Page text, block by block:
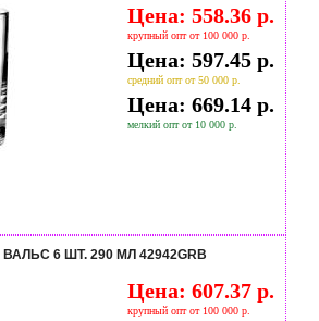
Цена: 558.36 р.
крупный опт от 100 000 р.
Цена: 597.45 р.
средний опт от 50 000 р.
Цена: 669.14 р.
мелкий опт от 10 000 р.
6 ШТ. 290 МЛ 42942GRB
Цена: 607.37 р.
крупный опт от 100 000 р.